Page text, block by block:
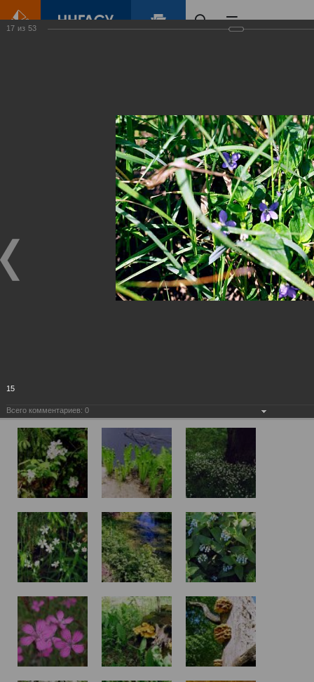
Виртуальные
выставки
(фотоальбомы)
17 из 53
15
Всего комментариев: 0